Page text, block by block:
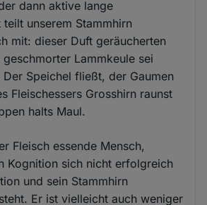
dann aktive lange
unserem Stammhirn
mit: dieser Duft geräucherten
Lammkeule sei
Speichel fließt, der Gaumen
Fleischessers Grosshirn raunst
halts Maul.
Fleisch essende Mensch,
Kognition sich nicht erfolgreich
und sein Stammhirn
Er ist vielleicht auch weniger